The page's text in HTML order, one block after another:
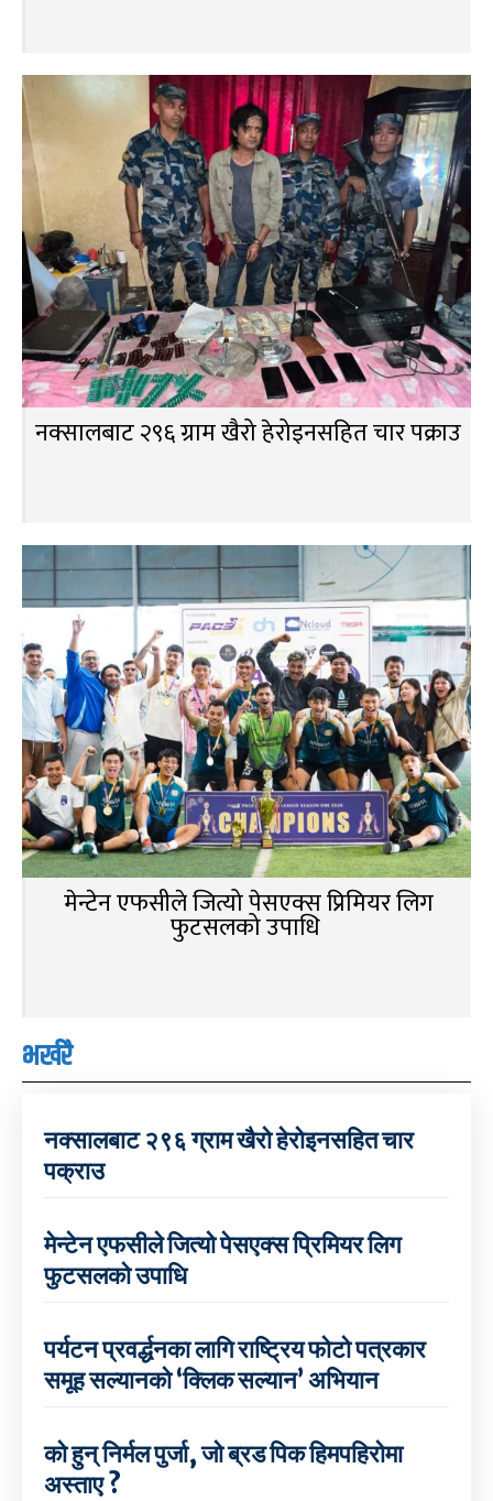
नक्सालबाट २९६ ग्राम खैरो हेरोइनसहित चार पक्राउ
मेन्टेन एफसीले जित्यो पेसएक्स प्रिमियर लिग
फुटसलको उपाधि
भर्खरै
नक्सालबाट २९६ ग्राम खैरो हेरोइनसहित चार
पक्राउ
मेन्टेन एफसीले जित्यो पेसएक्स प्रिमियर लिग
फुटसलको उपाधि
पर्यटन प्रवर्द्धनका लागि राष्ट्रिय फोटो पत्रकार
समूह सल्यानको ‘क्लिक सल्यान’ अभियान
को हुन् निर्मल पुर्जा, जो ब्रड पिक हिमपहिरोमा
अस्ताए ?